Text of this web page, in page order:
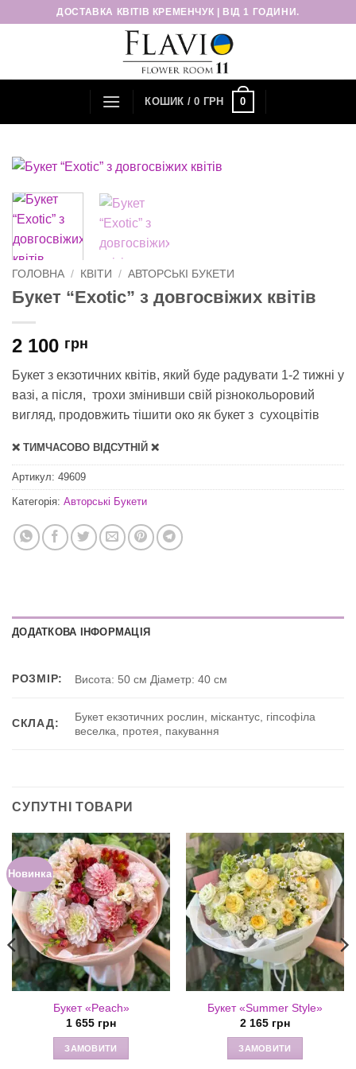
ПропуститиДОСТАВКА КВІТІВ КРЕМЕНЧУК | ВІД 1 ГОДИНИ.
КОШИК /0 ГРН 0
ГОЛОВНА / КВІТИ / АВТОРСЬКІ БУКЕТИ
Букет “Exotic” з довгосвіжих квітів
2 100 грн
Букет з екзотичних квітів, який буде радувати 1-2 тижні у
вазі, а після, трохи змінивши свій різнокольоровий
вигляд, продовжить тішити око як букет з сухоцвітів
❌ ТИМЧАСОВО ВІДСУТНІЙ ❌
Артикул: 49609
Категорія: Авторські Букети
ДОДАТКОВА ІНФОРМАЦІЯ
РОЗМІР: Висота: 50 см Діаметр: 40 cм
СКЛАД:
Букет екзотичних рослин, міскантус, гіпсофіла
веселка, протея, пакування
СУПУТНІ ТОВАРИ
Новинка
Букет «Peach»
1 655 грн
ЗАМОВИТИ
Букет «Summer Style»
2 165 грн
ЗАМОВИТИ